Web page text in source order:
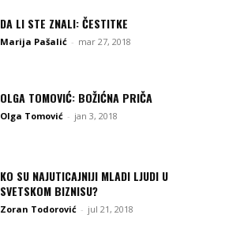
DA LI STE ZNALI: ČESTITKE
Marija Pašalić - mar 27, 2018
OLGA TOMOVIĆ: BOŽIĆNA PRIČA
Olga Tomović - jan 3, 2018
KO SU NAJUTICAJNIJI MLADI LJUDI U
SVETSKOM BIZNISU?
Zoran Todorović - jul 21, 2018